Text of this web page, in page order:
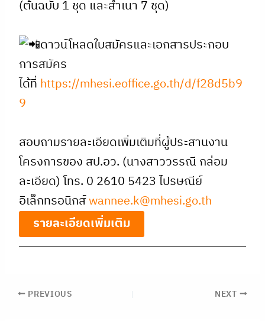
(ต้นฉบับ 1 ชุด และสำเนา 7 ชุด)
ดาวน์โหลดใบสมัครและเอกสารประกอบ
การสมัคร
ได้ที่ https://mhesi.eoffice.go.th/d/f28d5b9
9
สอบถามรายละเอียดเพิ่มเติมที่ผู้ประสานงาน
โครงการของ สป.อว. (นางสาววรรณี กล่อม
ละเอียด) โทร. 0 2610 5423 ไปรษณีย์
อิเล็กทรอนิกส์wannee.k@mhesi.go.th
รายละเอียดเพิ่มเติม
PREVIOUS NEXT